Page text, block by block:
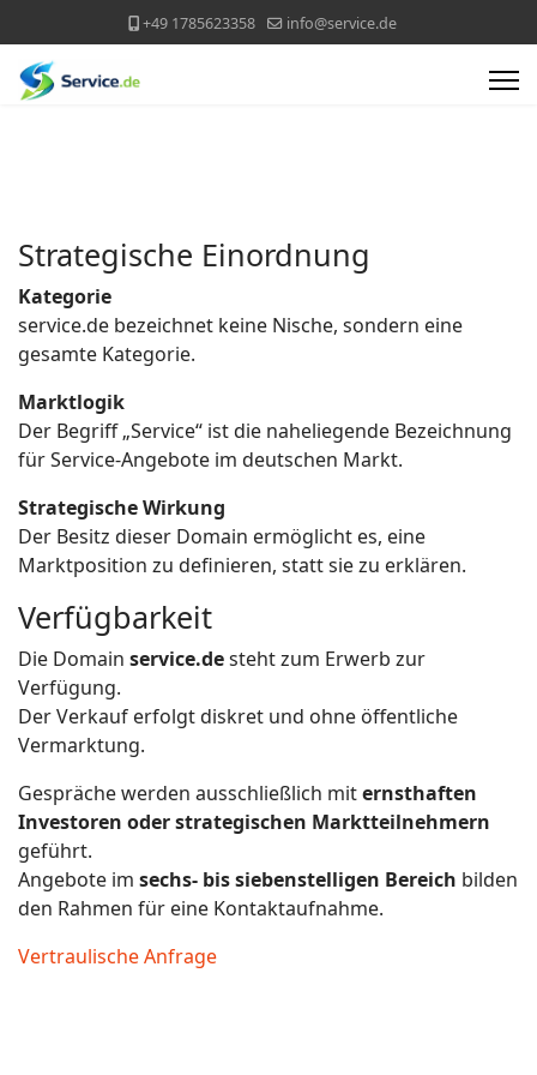
+49 1785623358 info@service.de
Strategische Einordnung
Kategorie
service.de bezeichnet keine Nische, sondern eine
gesamte Kategorie.
Marktlogik
Der Begriff „Service“ ist die naheliegende Bezeichnung
für Service-Angebote im deutschen Markt.
Strategische Wirkung
Der Besitz dieser Domain ermöglicht es, eine
Marktposition zu definieren, statt sie zu erklären.
Verfügbarkeit
Die Domain service.desteht zum Erwerb zur
Verfügung.
Der Verkauf erfolgt diskret und ohne öffentliche
Vermarktung.
Gespräche werden ausschließlich miternsthaften
Investoren oder strategischen Marktteilnehmern
geführt.
Angebote im sechs- bis siebenstelligen Bereich bilden
den Rahmen für eine Kontaktaufnahme.
Vertraulische Anfrage